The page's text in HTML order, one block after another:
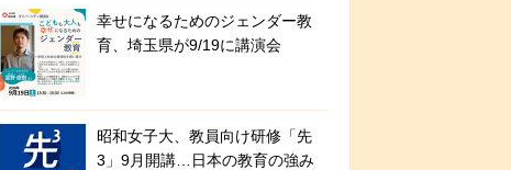
幸せになるためのジェンダー教
育、埼玉県が9/19に講演会
昭和女子大、教員向け研修「先
3」9月開講…日本の教育の強み